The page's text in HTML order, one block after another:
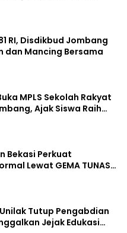
RI, Disdikbud Jombang
dan Mancing Bersama
MPLS Sekolah Rakyat
Ajak Siswa Raih
Bekasi Perkuat
Lewat GEMA TUNAS
Tutup Pengabdian
Jejak Edukasi